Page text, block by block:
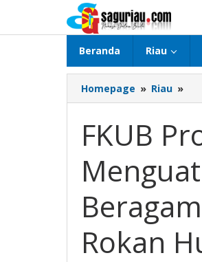
konten
Beranda Riau
Homepage » Riau »
di
FKUB
Rokan